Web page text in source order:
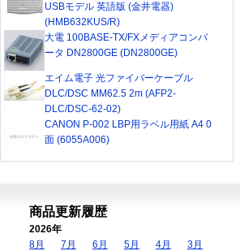
USBモデル 英語版 (金井電器)
(HMB632KUS/R)
大電 100BASE-TX/FXメディアコンバ
ータ DN2800GE (DN2800GE)
エイム電子 光ファイバーケーブル
DLC/DSC MM62.5 2m (AFP2-
DLC/DSC-62-02)
CANON P-002 LBP用ラベル用紙 A4 0
面 (6055A006)
商品更新履歴
2026年
8月
7月 6月 5月 4月
3月